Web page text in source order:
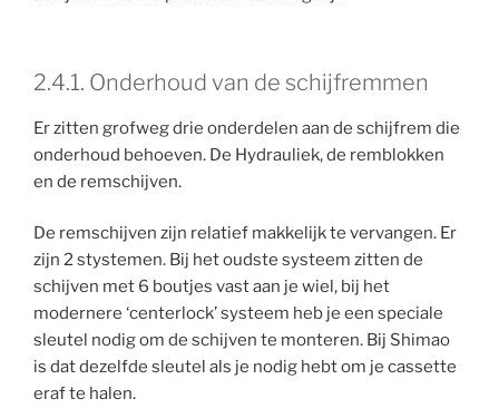
2.4.1. Onderhoud van de schijfremmen
Er zitten grofweg drie onderdelen aan de schijfrem die
onderhoud behoeven. De Hydrauliek, de remblokken
en de remschijven.
De remschijven zijn relatief makkelijk te vervangen. Er
zijn 2 stystemen. Bij het oudste systeem zitten de
schijven met 6 boutjes vast aan je wiel, bij het
modernere ‘centerlock’ systeem heb je een speciale
sleutel nodig om de schijven te monteren. Bij Shimao
is dat dezelfde sleutel als je nodig hebt om je cassette
eraf te halen.